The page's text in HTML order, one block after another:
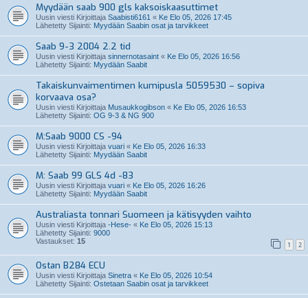
Myydään saab 900 gls kaksoiskaasuttimet
Uusin viesti Kirjoittaja Saabisti6161 « Ke Elo 05, 2026 17:45
Lähetetty Sijainti: Myydään Saabin osat ja tarvikkeet
Saab 9-3 2004 2.2 tid
Uusin viesti Kirjoittaja sinnernotasaint « Ke Elo 05, 2026 16:56
Lähetetty Sijainti: Myydään Saabit
Takaiskunvaimentimen kumipusla 5059530 – sopiva
korvaava osa?
Uusin viesti Kirjoittaja Musaukkogibson « Ke Elo 05, 2026 16:53
Lähetetty Sijainti: OG 9-3 & NG 900
M:Saab 9000 CS -94
Uusin viesti Kirjoittaja vuari « Ke Elo 05, 2026 16:33
Lähetetty Sijainti: Myydään Saabit
M: Saab 99 GLS 4d -83
Uusin viesti Kirjoittaja vuari « Ke Elo 05, 2026 16:26
Lähetetty Sijainti: Myydään Saabit
Australiasta tonnari Suomeen ja kätisyyden vaihto
Uusin viesti Kirjoittaja -Hese- « Ke Elo 05, 2026 15:13
Lähetetty Sijainti: 9000
Vastaukset: 15 1 2
Ostan B284 ECU
Uusin viesti Kirjoittaja Sinetra « Ke Elo 05, 2026 10:54
Lähetetty Sijainti: Ostetaan Saabin osat ja tarvikkeet